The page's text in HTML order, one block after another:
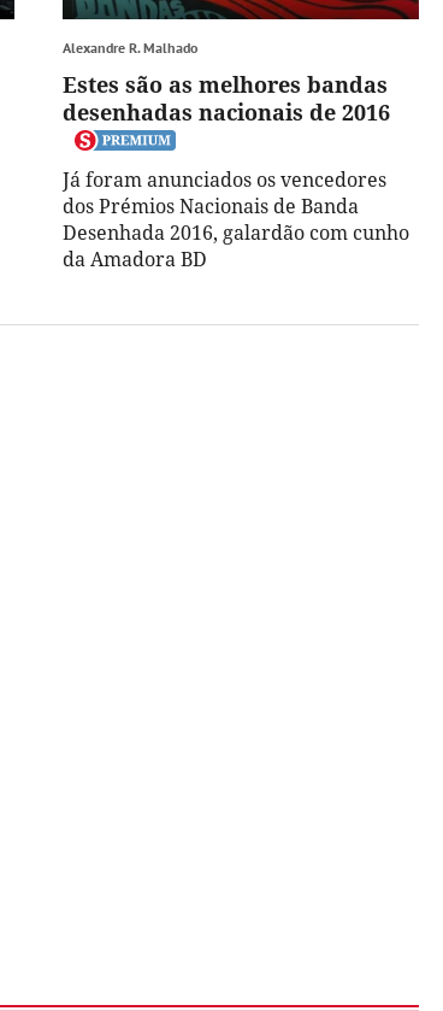
Alexandre R. Malhado
Estes são as melhores bandas
desenhadas nacionais de 2016
Já foram anunciados os vencedores
dos Prémios Nacionais de Banda
Desenhada 2016, galardão com cunho
da Amadora BD